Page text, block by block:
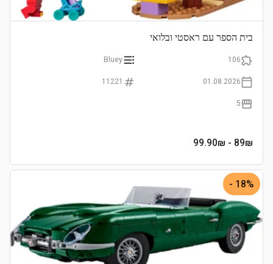
בית הספר עם ראסטי ובלואי
106
Bluey
01.08.2026
11221
5
89₪
- 99.90₪
18% -